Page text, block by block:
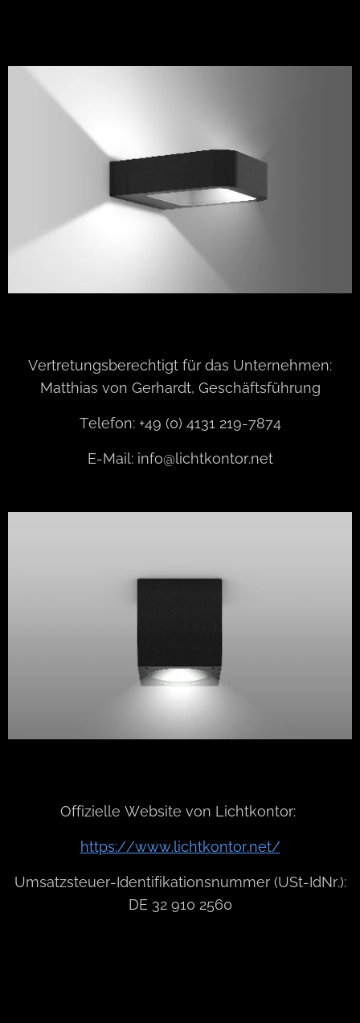
Vertretungsberechtigt für das Unternehmen:
Matthias von Gerhardt, Geschäftsführung
Telefon: +49 (0) 4131 219-7874
E-Mail: info@lichtkontor.net
Offizielle Website von Lichtkontor:
https://www.lichtkontor.net/
Umsatzsteuer-Identifikationsnummer (USt-IdNr.):
DE 32 910 2560